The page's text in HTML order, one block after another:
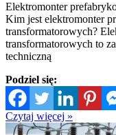
Elektromonter
Kim jest elektromonter
transformatorowych?
transformatorowych to
techniczną
Podziel się:
Czytaj więcej »